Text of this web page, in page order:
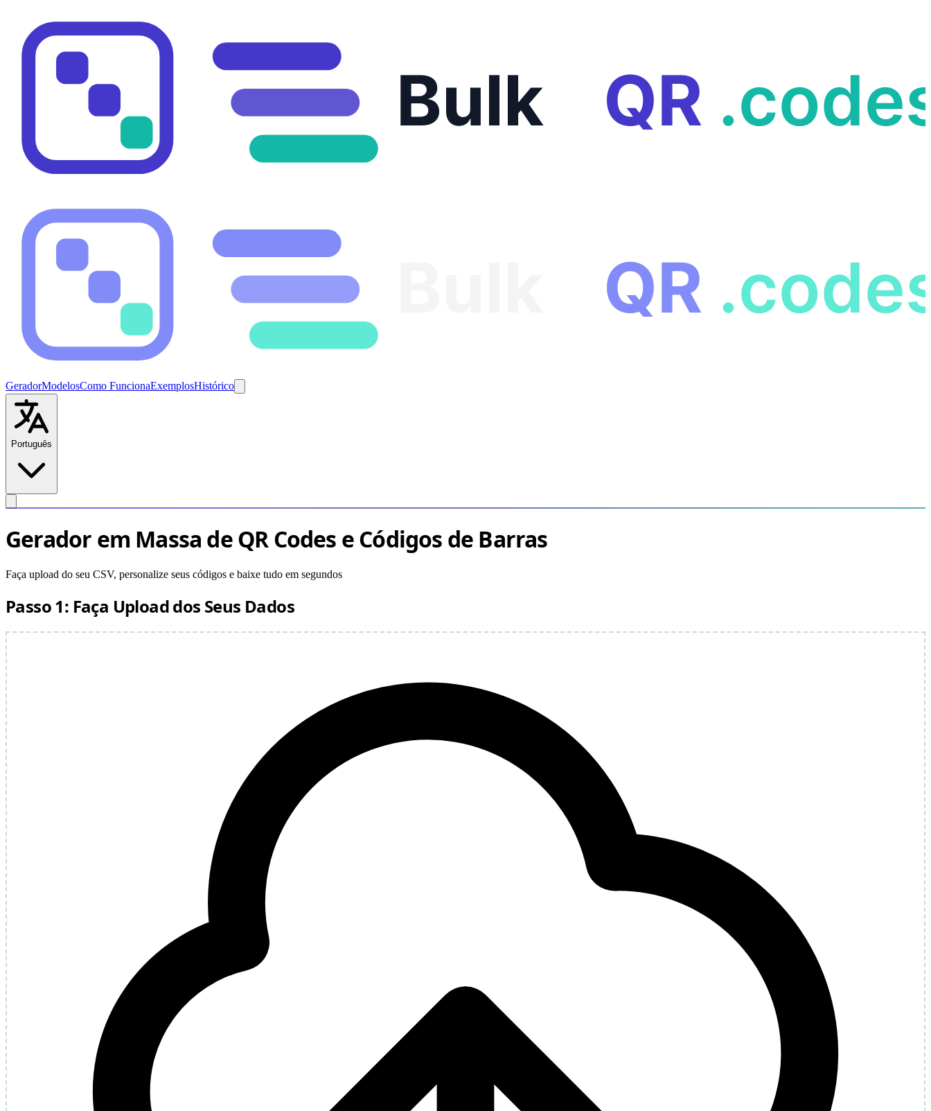
GeradorModelosComo FuncionaExemplosHistórico
Português
Gerador em Massa de QR Codes e Códigos de Barras
Faça upload do seu CSV, personalize seus códigos e baixe tudo em segundos
Passo 1: Faça Upload dos Seus Dados